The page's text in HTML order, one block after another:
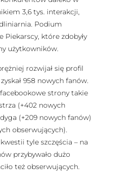
3,6 tys. interakcji,
Podium
Piekarscy, które zdobyły
użytkowników.
rozwijał się profil
958 nowych fanów.
strony takie
(+402 nowych
(+209 nowych fanów)
obserwujących).
tyle szczęścia – na
przybywało dużo
też obserwujących.